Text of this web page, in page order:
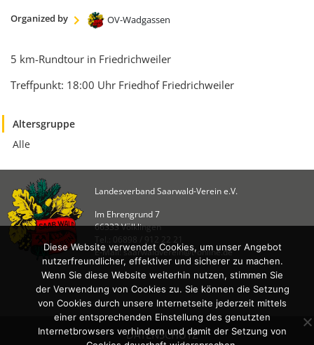
KULTUR
Naturschutz
Kultur &
Heimatpflege
WANDERN
Unsere Wege im
SWV
Wegemanagement
Lehrgänge
Wandertipps
Aktivitätenübersicht
ANGEBOTE
Mitgliedschaft
Organized by OV-Wadgassen
5 km-Rundtour in Friedrichweiler
Treffpunkt: 18:00 Uhr Friedhof Friedrichweiler
Altersgruppe
Alle
Landesverband Saarwald-Verein e.V.
Im Ehrengrund 7
66333 Völklingen
Tel.: 06898 / 912 22 21
E-Mail: saarwaldverein@t-online.de
DATENSCHUTZ
Diese Website verwendet Cookies, um unser Angebot
nutzerfreundlicher, effektiver und sicherer zu machen.
Wenn Sie diese Website weiterhin nutzen, stimmen Sie
der Verwendung von Cookies zu. Sie können die Setzung
von Cookies durch unsere Internetseite jederzeit mittels
einer entsprechenden Einstellung des genutzten
Internetbrowsers verhindern und damit der Setzung von